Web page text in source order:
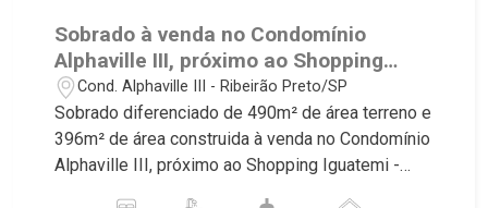
Sobrado à venda no Condomínio
Alphaville III, próximo ao Shopping
Iguatemi - Ribeirão Preto/SP.
Cond. Alphaville III - Ribeirão Preto/SP
Sobrado diferenciado de 490m² de área terreno e
396m² de área construida à venda no Condomínio
Alphaville III, próximo ao Shopping Iguatemi -